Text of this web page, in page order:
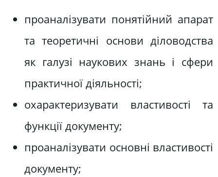
проаналізувати понятійний апарат
та теоретичні основи діловодства
як галузі наукових знань і сфери
практичної діяльності;
охарактеризувати властивості та
функції документу;
проаналізувати основні властивості
документу;